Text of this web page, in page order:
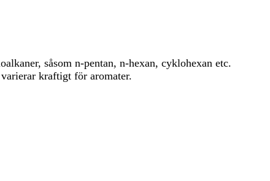
såsom n-pentan, n-hexan, cyklohexan etc.
kraftigt för aromater.